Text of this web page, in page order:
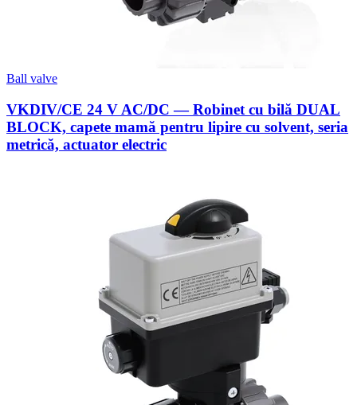
Ball valve
VKDIV/CE 24 V AC/DC — Robinet cu bilă DUAL
BLOCK, capete mamă pentru lipire cu solvent, seria
metrică, actuator electric